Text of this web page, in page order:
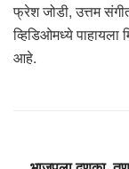
फ्रेश जोडी, उत्तम
व्हिडिओमध्ये
आहे.